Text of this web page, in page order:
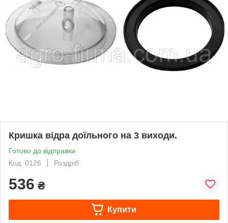
Кришка відра доїльного на 3 виходи.
Готово до відправки
Код: 0126
Роздріб
536 ₴
Купити